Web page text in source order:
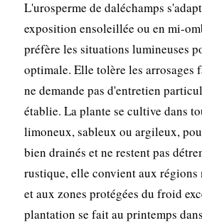
L'urosperme de daléchamps
exposition ensoleillée ou en mi-
préfère les situations lumineuses
optimale. Elle tolère les arrosages
ne demande pas d'entretien
établie. La plante se cultive dans
limoneux, sableux ou argileux,
bien drainés et ne restent pas
rustique, elle convient aux régions
et aux zones protégées du froid
plantation se fait au printemps